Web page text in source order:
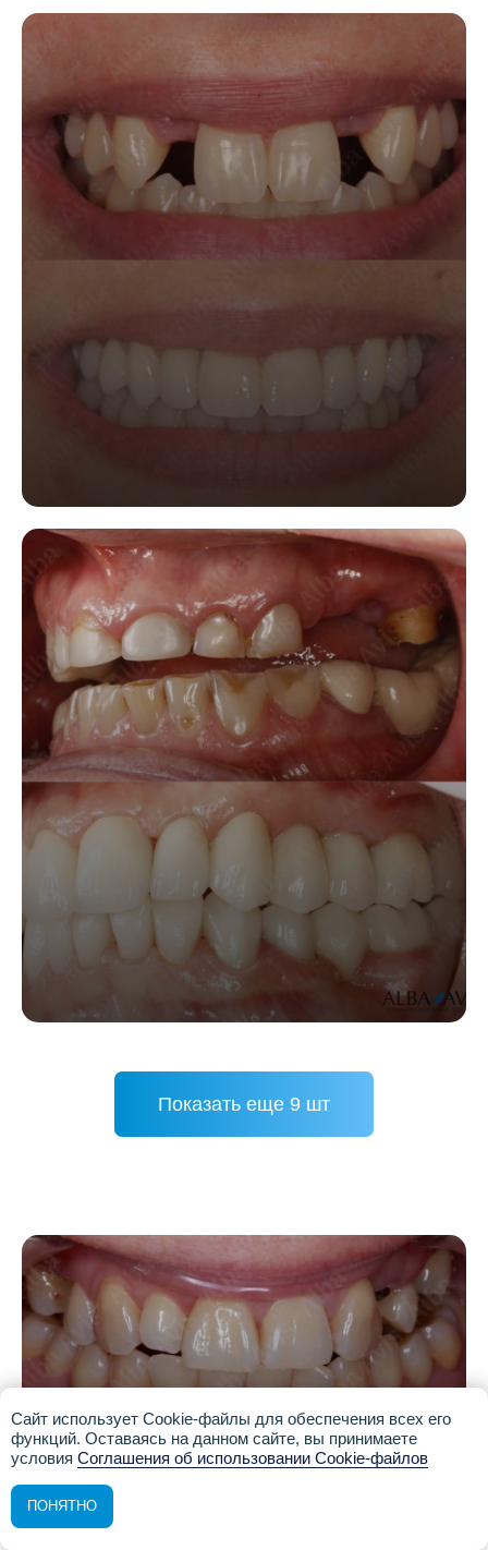
7 (8552) 91-84-78
Показать еще 9 шт
Сайт использует Cookie-файлы для обеспечения всех его
функций. Оставаясь на данном сайте, вы принимаете
условия Соглашения об использовании Cookie-файлов
ПОНЯТНО